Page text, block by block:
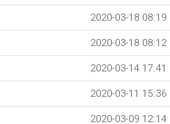
2020-03-18 08:19
2020-03-18 08:12
2020-03-14 17:41
2020-03-11 15:36
2020-03-09 12:14